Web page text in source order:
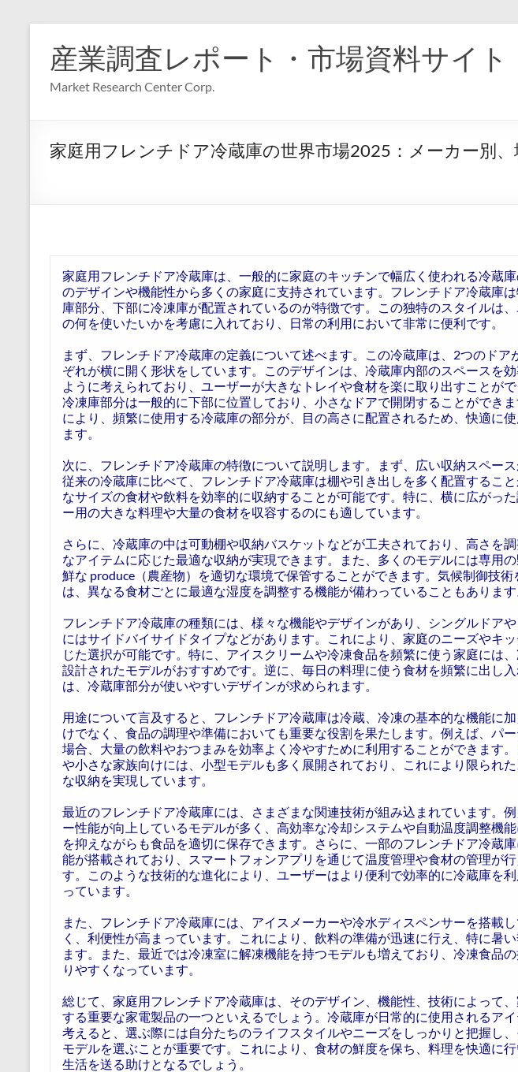
産業調査レポート・市場資料サイト
Market Research Center Corp.
家庭用フレンチドア冷蔵庫の世界市場2025：メーカー別
家庭用フレンチドア冷蔵庫は、一般的に家庭のキッチンで幅広く使われる冷蔵
のデザインや機能性から多くの家庭に支持されています。フレンチドア冷蔵庫
庫部分、下部に冷凍庫が配置されているのが特徴です。この独特のスタイルは
の何を使いたいかを考慮に入れており、日常の利用において非常に便利です。
まず、フレンチドア冷蔵庫の定義について述べます。この冷蔵庫は、2つのドア
ぞれが横に開く形状をしています。このデザインは、冷蔵庫内部のスペースを
ように考えられており、ユーザーが大きなトレイや食材を楽に取り出すことがで
冷凍庫部分は一般的に下部に位置しており、小さなドアで開閉することができ
により、頻繁に使用する冷蔵庫の部分が、目の高さに配置されるため、快適に
ます。
次に、フレンチドア冷蔵庫の特徴について説明します。まず、広い収納スペース
従来の冷蔵庫に比べて、フレンチドア冷蔵庫は棚や引き出しを多く配置するこ
なサイズの食材や飲料を効率的に収納することが可能です。特に、横に広がっ
ー用の大きな料理や大量の食材を収容するのにも適しています。
さらに、冷蔵庫の中は可動棚や収納バスケットなどが工夫されており、高さを
なアイテムに応じた最適な収納が実現できます。また、多くのモデルには専用
鮮な produce（農産物）を適切な環境で保管することができます。気候制御技
は、異なる食材ごとに最適な湿度を調整する機能が備わっていることもあります
フレンチドア冷蔵庫の種類には、様々な機能やデザインがあり、シングルドア
にはサイドバイサイドタイプなどがあります。これにより、家庭のニーズやキ
じた選択が可能です。特に、アイスクリームや冷凍食品を頻繁に使う家庭には、
設計されたモデルがおすすめです。逆に、毎日の料理に使う食材を頻繁に出し
は、冷蔵庫部分が使いやすいデザインが求められます。
用途について言及すると、フレンチドア冷蔵庫は冷蔵、冷凍の基本的な機能に
けでなく、食品の調理や準備においても重要な役割を果たします。例えば、パ
場合、大量の飲料やおつまみを効率よく冷やすために利用することができます
や小さな家族向けには、小型モデルも多く展開されており、これにより限られ
な収納を実現しています。
最近のフレンチドア冷蔵庫には、さまざまな関連技術が組み込まれています。
ー性能が向上しているモデルが多く、高効率な冷却システムや自動温度調整機
を抑えながらも食品を適切に保存できます。さらに、一部のフレンチドア冷蔵
能が搭載されており、スマートフォンアプリを通じて温度管理や食材の管理が
す。このような技術的な進化により、ユーザーはより便利で効率的に冷蔵庫を
っています。
また、フレンチドア冷蔵庫には、アイスメーカーや冷水ディスペンサーを搭載
く、利便性が高まっています。これにより、飲料の準備が迅速に行え、特に暑
ます。また、最近では冷凍室に解凍機能を持つモデルも増えており、冷凍食品
りやすくなっています。
総じて、家庭用フレンチドア冷蔵庫は、そのデザイン、機能性、技術によって
する重要な家電製品の一つといえるでしょう。冷蔵庫が日常的に使用されるア
考えると、選ぶ際には自分たちのライフスタイルやニーズをしっかりと把握し
モデルを選ぶことが重要です。これにより、食材の鮮度を保ち、料理を快適に
生活を送る助けとなるでしょう。